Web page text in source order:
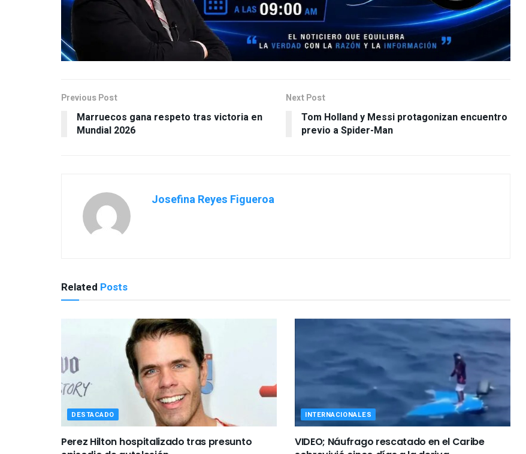
Marruecos gana respeto tras victoria en
Mundial 2026
Tom Holland y Messi protagonizan encuentro
previo a Spider-Man
DESTACADO
Perez Hilton hospitalizado tras presunto
episodio de autolesión
BYCARLOS ALVINO MEDINA CORTEZ AGOSTO 5, 2026
INTERNACIONALES
VIDEO; Náufrago rescatado en el Caribe
sobrevivió cinco días a la deriva
BYJOSEFINA REYES FIGUEROA AGOSTO 5, 2026